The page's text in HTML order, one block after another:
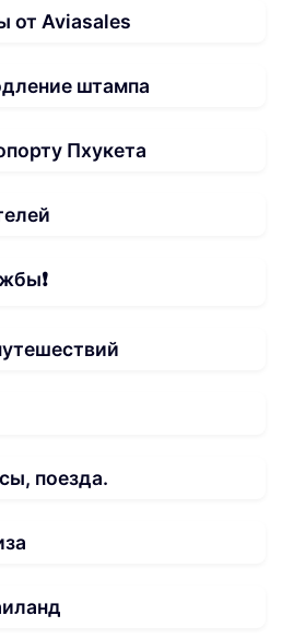
от Aviasales
штампа
Пхукета
поезда.